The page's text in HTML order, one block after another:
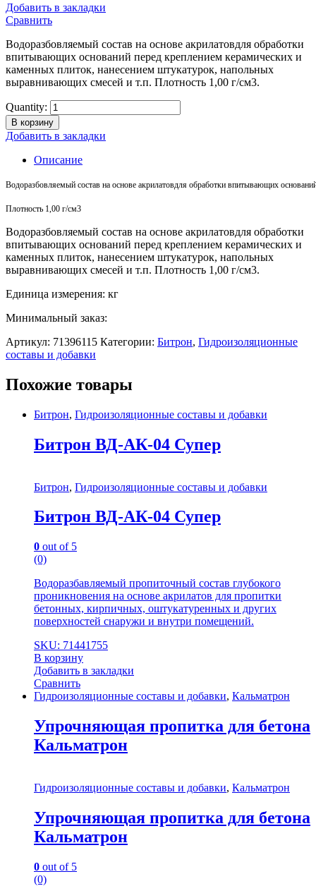
Добавить в закладки
Сравнить
Водоразбовляемый состав на основе акрилатовдля обработки
впитывающих оснований перед креплением керамических и
каменных плиток, нанесением штукатурок, напольных
выравнивающих смесей и т.п. Плотность 1,00 г/см3.
Quantity:
В корзину
Добавить в закладки
Описание
Водоразбовляемый состав на основе акрилатовдля обработки впитывающих
Плотность 1,00 г/см3
Водоразбовляемый состав на основе акрилатовдля обработки
впитывающих оснований перед креплением керамических и
каменных плиток, нанесением штукатурок, напольных
выравнивающих смесей и т.п. Плотность 1,00 г/см3.
Единица измерения: кг
Минимальный заказ:
Артикул: 71396115 Категории: Битрон, Гидроизоляционные
составы и добавки
Похожие товары
Битрон, Гидроизоляционные составы и добавки
Битрон ВД-АК-04 Супер
Битрон, Гидроизоляционные составы и добавки
Битрон ВД-АК-04 Супер
0 out of 5
(0)
Водоразбавляемый пропиточный состав глубокого
проникновения на основе акрилатов для пропитки
бетонных, кирпичных, оштукатуренных и других
поверхностей снаружи и внутри помещений.
SKU: 71441755
В корзину
Добавить в закладки
Сравнить
Гидроизоляционные составы и добавки, Кальматрон
Упрочняющая пропитка для бетона
Кальматрон
Гидроизоляционные составы и добавки, Кальматрон
Упрочняющая пропитка для бетона
Кальматрон
0 out of 5
(0)